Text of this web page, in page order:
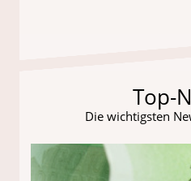
Top-
Die wichtigsten